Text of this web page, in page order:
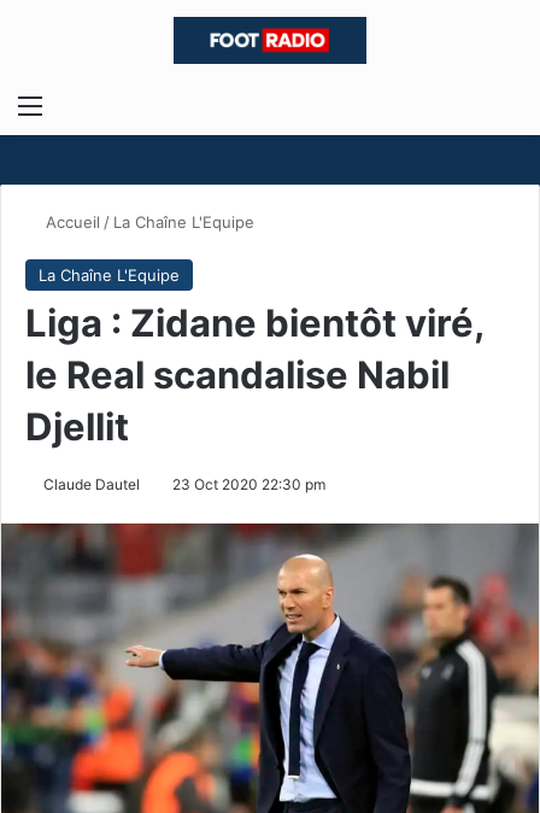
Menu
Accueil / La Chaîne L'Equipe
La Chaîne L'Equipe
Liga : Zidane bientôt viré,
le Real scandalise Nabil
Djellit
Claude Dautel 23 Oct 2020 22:30 pm